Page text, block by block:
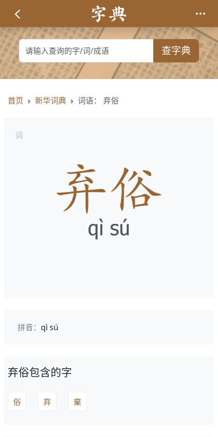
查字典
首页 新华词典 词语： 弃俗
词
拼音： qì sú
弃俗包含的字
俗 弃 棄